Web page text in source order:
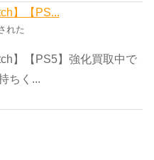
】【PS...
れた
】【PS5】強化買取中で
ちく...